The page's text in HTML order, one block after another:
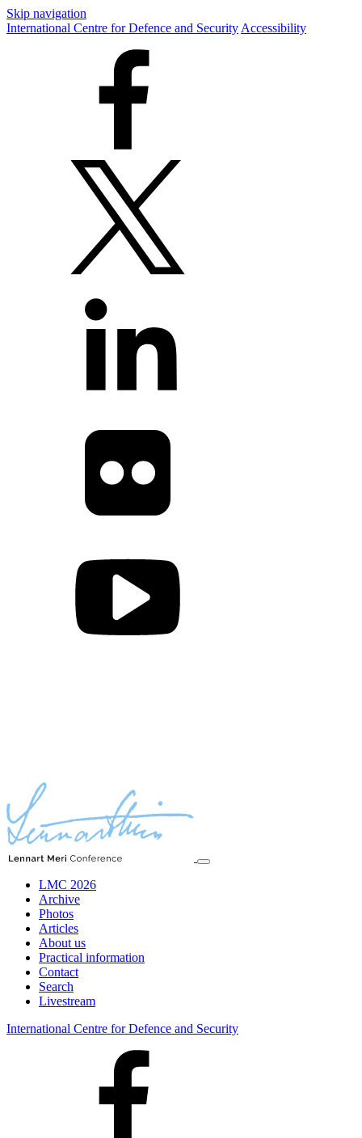
Skip navigation
International Centre for Defence and Security Accessibility
LMC 2026
Archive
Photos
Articles
About us
Practical information
Contact
Search
Livestream
International Centre for Defence and Security